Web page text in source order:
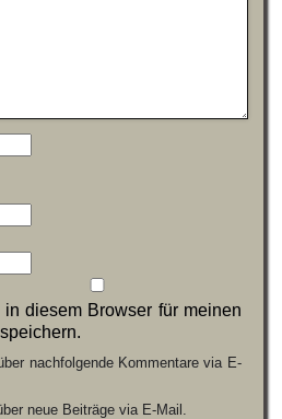
diesem Browser für meinen
nachfolgende Kommentare via E-
neue Beiträge via E-Mail.